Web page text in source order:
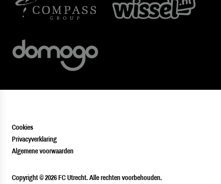
Cookies
Privacyverklaring
Algemene voorwaarden
Copyright © 2026 FC Utrecht. Alle rechten voorbehouden.